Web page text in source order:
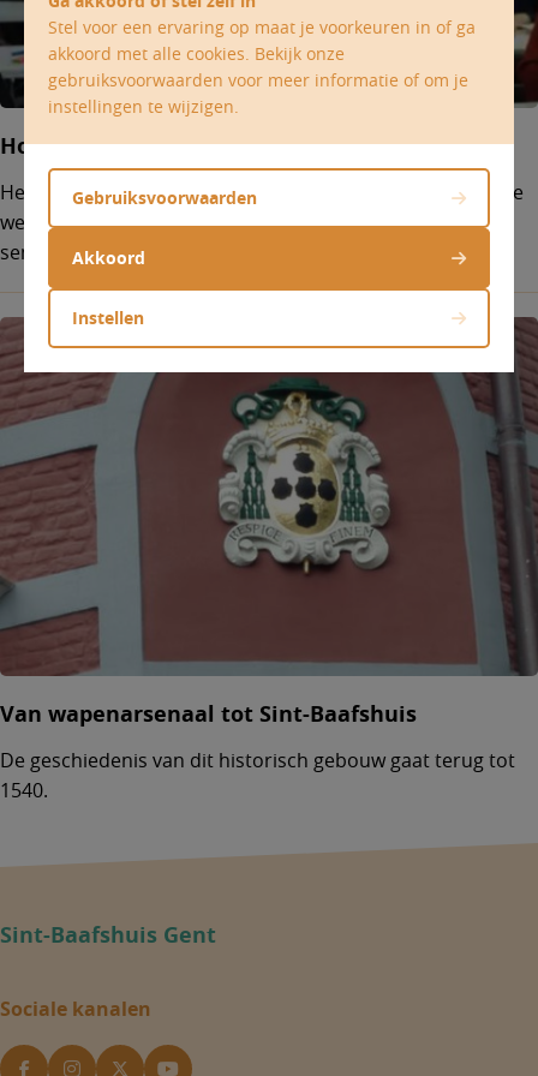
Hoger diocesaan godsdienstinstituut
Het HDGI leidt mensen op tot godsdienstleraar, pastorale
werker, parochie-assistent of diaken. De vakken en
seminaries staan open voor iedereen.
Van wapenarsenaal tot Sint-Baafshuis
De geschiedenis van dit historisch gebouw gaat terug tot
1540.
Sint-Baafshuis Gent
Sociale kanalen
Stel voor een ervaring op maat je voorkeuren in of ga
akkoord met alle cookies. Bekijk onze
gebruiksvoorwaarden voor meer informatie of om je
instellingen te wijzigen.
Gebruiksvoorwaarden
Akkoord
Instellen